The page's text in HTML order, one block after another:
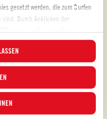
gesetzt werden, die zum Surfen
Durch Anklicken der
Profiling-Cookies. Durch Klick
Cookies angenommen.In diesem
die Sie annehmen
der Schaltfläche „GEWÄHLTE
Einstellungen können Sie
zustimmen möchten und die